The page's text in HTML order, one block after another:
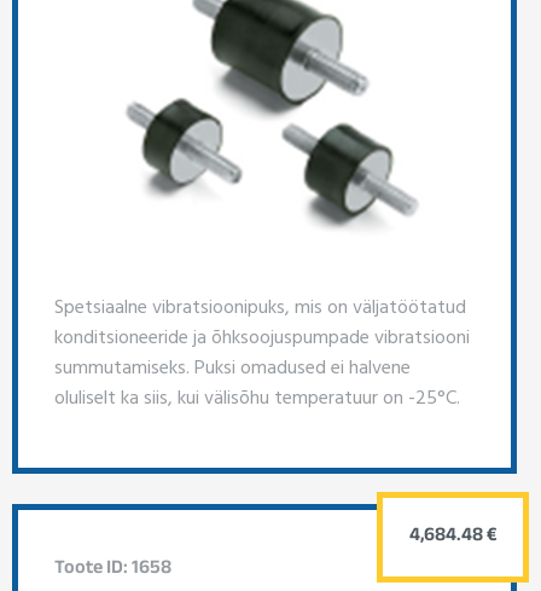
Spetsiaalne vibratsioonipuks, mis on väljatöötatud
konditsioneeride ja õhksoojuspumpade vibratsiooni
summutamiseks. Puksi omadused ei halvene
oluliselt ka siis, kui välisõhu temperatuur on -25°C.
Toote ID: 1658
4,684.48 €